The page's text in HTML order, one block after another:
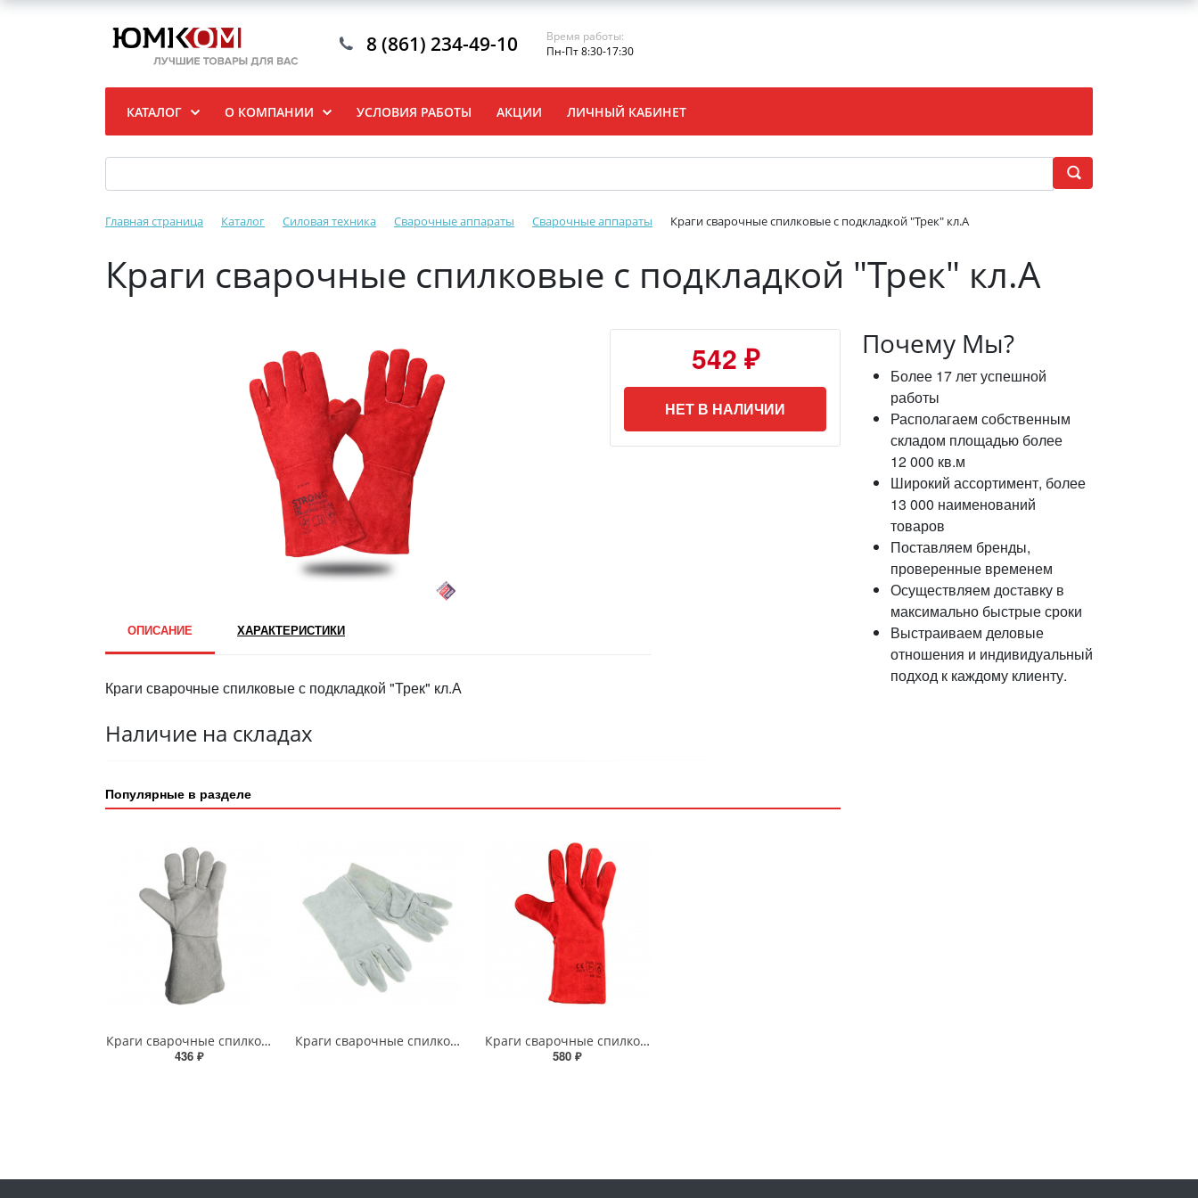
8 (861) 234-49-10
Время работы:
Пн-Пт 8:30-17:30
КАТАЛОГ О КОМПАНИИ УСЛОВИЯ РАБОТЫ АКЦИИ ЛИЧНЫЙ КАБИНЕТ
Главная страница Каталог Силовая техника Сварочные аппараты Сварочные аппараты Краги сварочные спилковые с подкладкой "Трек" кл.А
Краги сварочные спилковые с подкладкой "Трек" кл.А
542 ₽
НЕТ В НАЛИЧИИ
ОПИСАНИЕ ХАРАКТЕРИСТИКИ
Краги сварочные спилковые с подкладкой "Трек" кл.А
Наличие на складах
Популярные в разделе
Краги сварочные спилковые серые
436 ₽
Краги сварочные спилковые пятипалые
Краги сварочные спилковые с подкладкой "Трек"
580 ₽
Почему Мы?
Более 17 лет успешной
работы
Располагаем собственным
складом площадью более
12 000 кв.м
Широкий ассортимент, более
13 000 наименований
товаров
Поставляем бренды,
проверенные временем
Осуществляем доставку в
максимально быстрые сроки
Выстраиваем деловые
отношения и индивидуальный
подход к каждому клиенту.